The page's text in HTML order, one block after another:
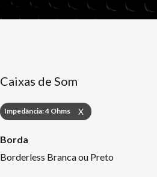
Caixas de Som
Impedância: 4 Ohms X
Borda
Borderless Branca ou Preto